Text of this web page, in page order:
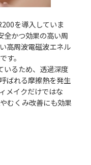
を導入していま
全かつ効果の高い周
高周波電磁波エネル
す。
いるため、透過深度
ばれる摩擦熱を発生
メイクだけではな
むくみ改善にも効果